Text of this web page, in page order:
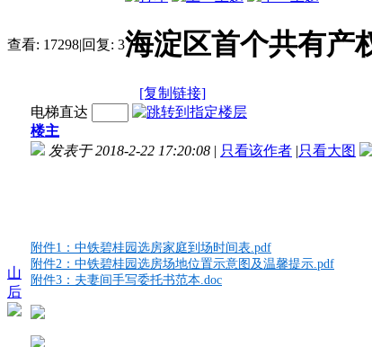
查看: 17298|回复: 3海淀区首个共有产
[复制链接]
山
后
电梯直达
楼主
发表于 2018-2-22 17:20:08 | 只看该作者 |只看大图
附件1：中铁碧桂园选房家庭到场时间表.pdf
附件2：中铁碧桂园选房场地位置示意图及温馨提示.pdf
附件3：夫妻间手写委托书范本.doc